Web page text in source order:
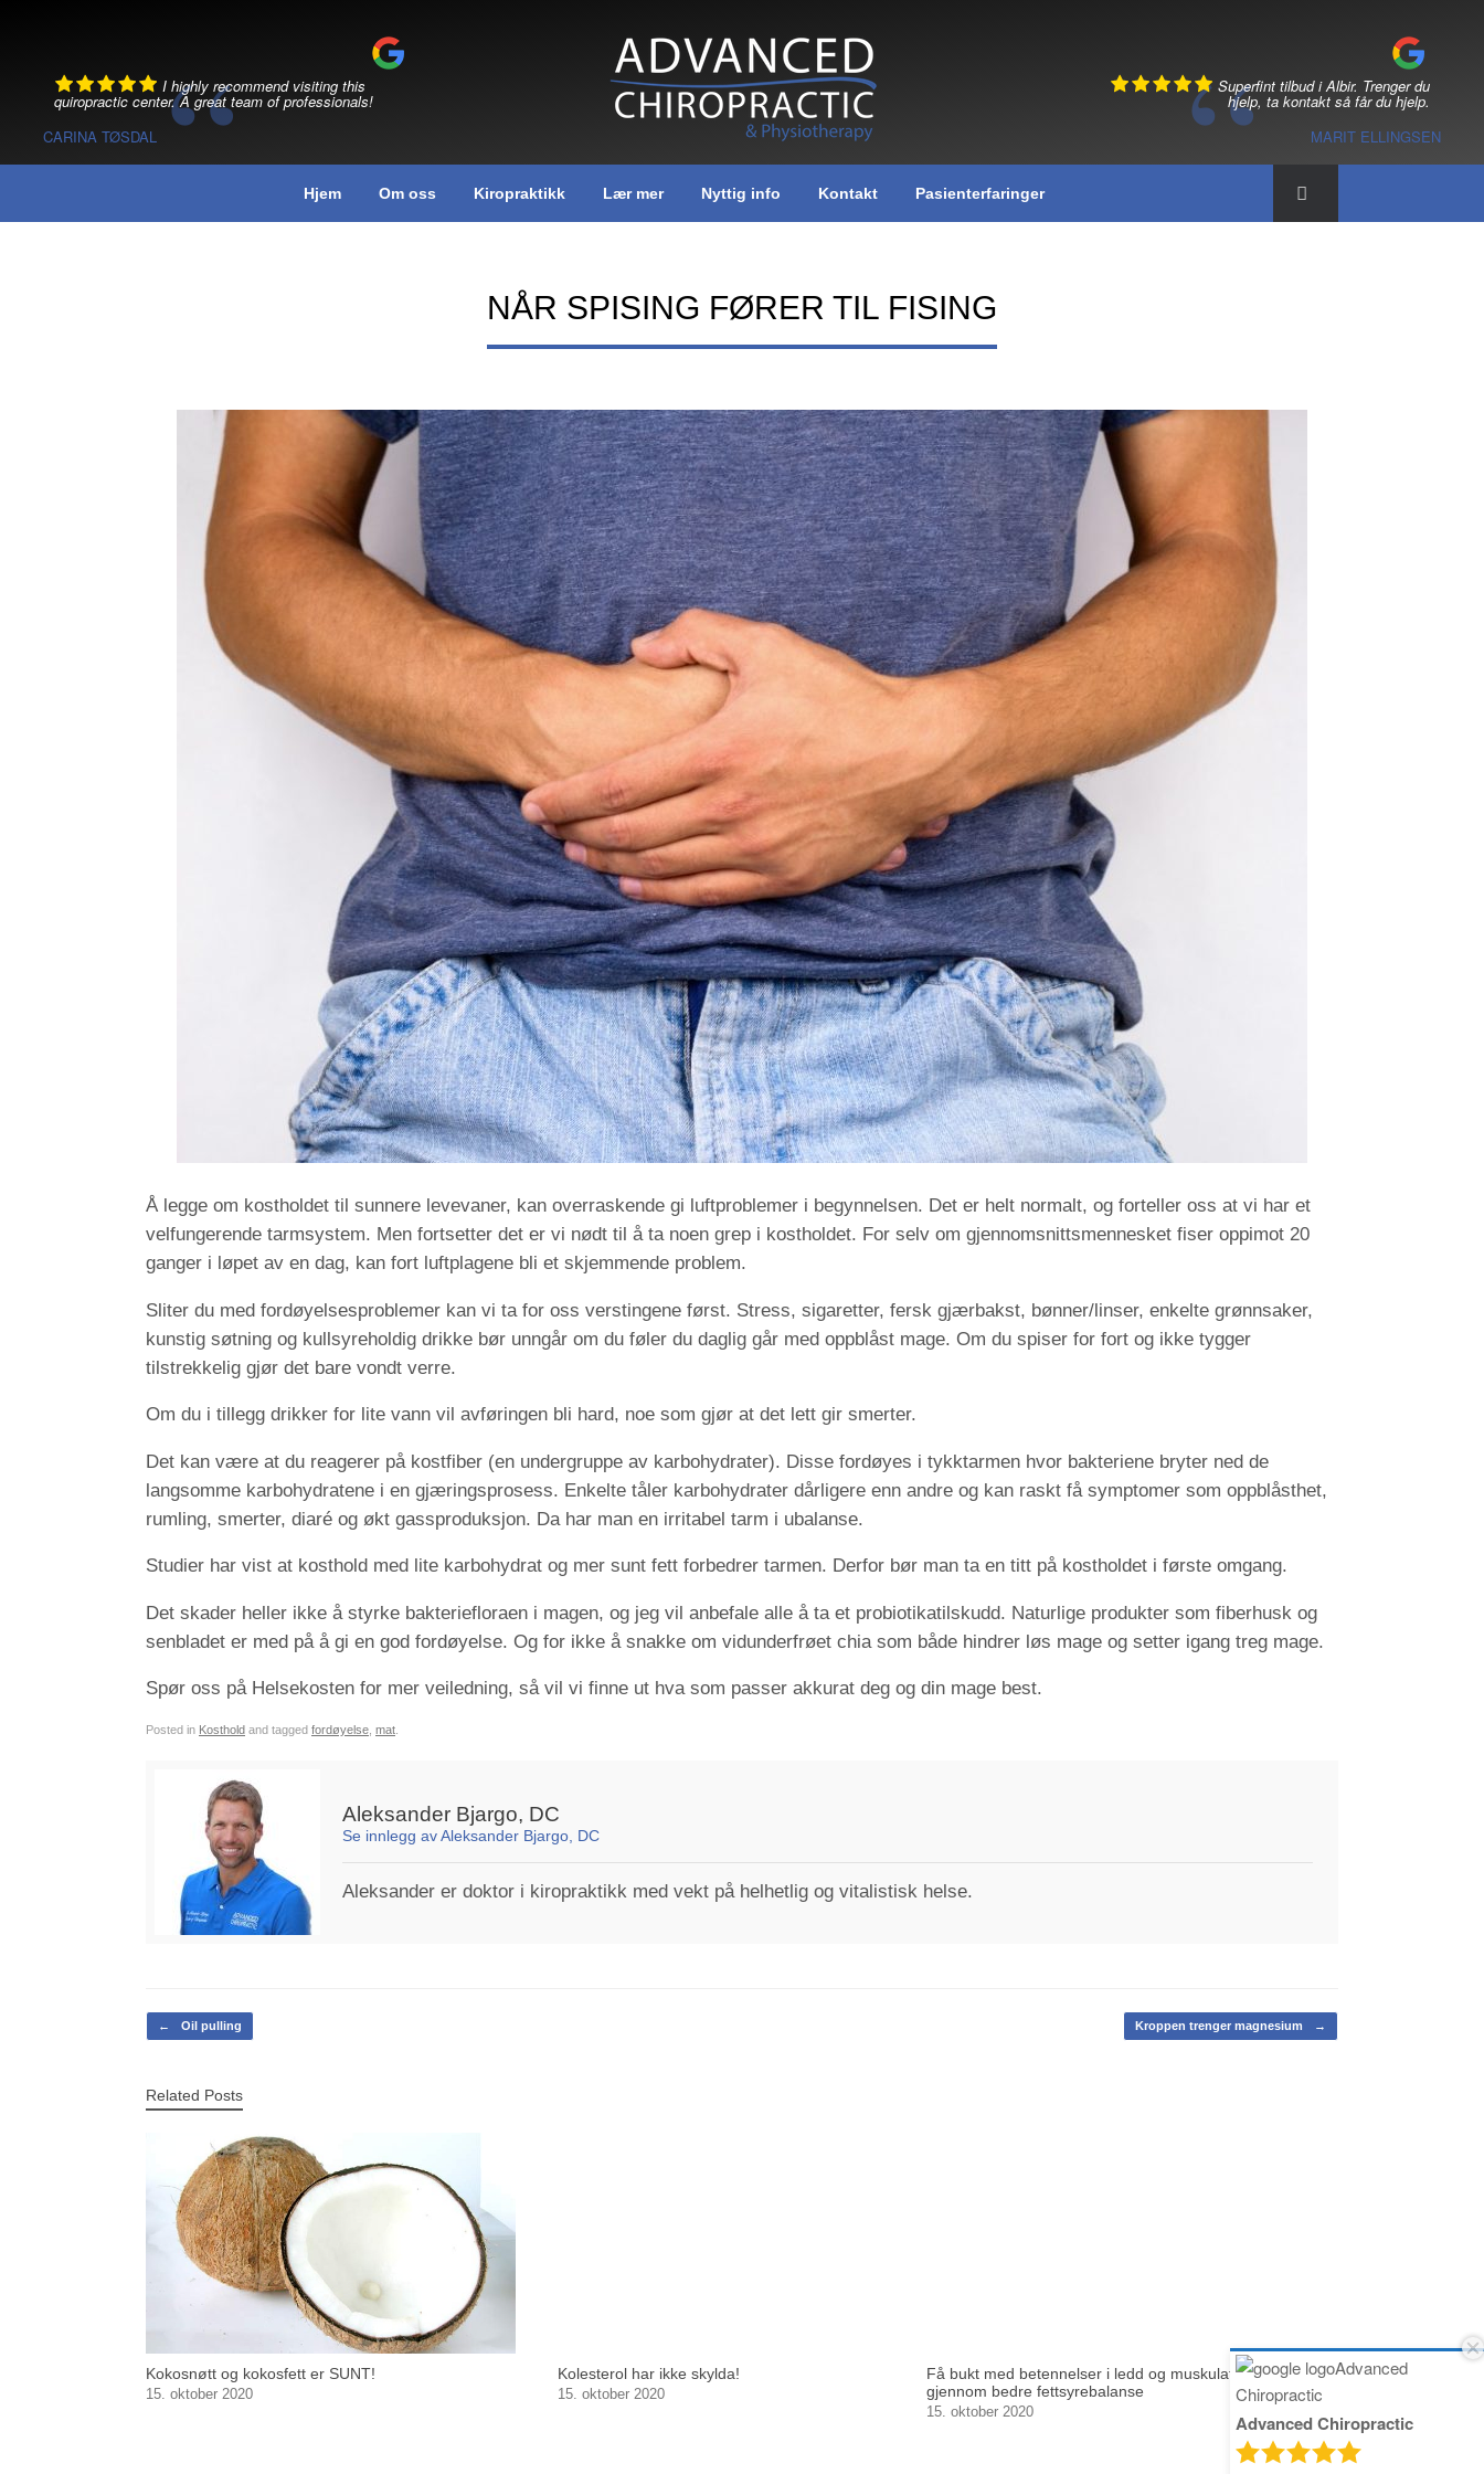
I highly recommend visiting this
quiropractic center. A great team of professionals!
CARINA TØSDAL
Superfint tilbud i Albir. Trenger du
hjelp, ta kontakt så får du hjelp.
MARIT ELLINGSEN
Hjem Om oss Kiropraktikk Lær mer Nyttig info Kontakt Pasienterfaringer
NÅR SPISING FØRER TIL FISING
Å legge om kostholdet til sunnere levevaner, kan overraskende gi luftproblemer i begynnelsen. Det er helt normalt, og forteller oss at vi har et
velfungerende tarmsystem. Men fortsetter det er vi nødt til å ta noen grep i kostholdet. For selv om gjennomsnittsmennesket fiser oppimot 20
ganger i løpet av en dag, kan fort luftplagene bli et skjemmende problem.
Sliter du med fordøyelsesproblemer kan vi ta for oss verstingene først. Stress, sigaretter, fersk gjærbakst, bønner/linser, enkelte grønnsaker,
kunstig søtning og kullsyreholdig drikke bør unngår om du føler du daglig går med oppblåst mage. Om du spiser for fort og ikke tygger
tilstrekkelig gjør det bare vondt verre.
Om du i tillegg drikker for lite vann vil avføringen bli hard, noe som gjør at det lett gir smerter.
Det kan være at du reagerer på kostfiber (en undergruppe av karbohydrater). Disse fordøyes i tykktarmen hvor bakteriene bryter ned de
langsomme karbohydratene i en gjæringsprosess. Enkelte tåler karbohydrater dårligere enn andre og kan raskt få symptomer som oppblåsthet,
rumling, smerter, diaré og økt gassproduksjon. Da har man en irritabel tarm i ubalanse.
Studier har vist at kosthold med lite karbohydrat og mer sunt fett forbedrer tarmen. Derfor bør man ta en titt på kostholdet i første omgang.
Det skader heller ikke å styrke bakteriefloraen i magen, og jeg vil anbefale alle å ta et probiotikatilskudd. Naturlige produkter som fiberhusk og
senbladet er med på å gi en god fordøyelse. Og for ikke å snakke om vidunderfrøet chia som både hindrer løs mage og setter igang treg mage.
Spør oss på Helsekosten for mer veiledning, så vil vi finne ut hva som passer akkurat deg og din mage best.
Posted in Kosthold and tagged fordøyelse mat
Aleksander Bjargo, DC
Se innlegg av Aleksander Bjargo, DC
Aleksander er doktor i kiropraktikk med vekt på helhetlig og vitalistisk helse.
Post navigation
← Oil pulling Kroppen trenger magnesium →
Related Posts
Kokosnøtt og kokosfett er SUNT!
15. oktober 2020
Kolesterol har ikke skylda!
15. oktober 2020
Få bukt med betennelser i ledd og muskulatur
gjennom bedre fettsyrebalanse
15. oktober 2020
Advanced Chiropractic